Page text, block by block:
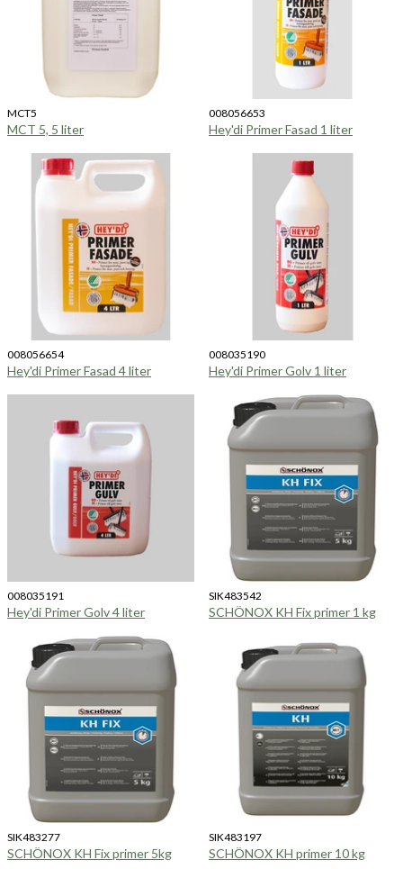
MCT5
MCT 5, 5 liter
008056653
Hey'di Primer Fasad 1 liter
008056654
Hey'di Primer Fasad 4 liter
008035190
Hey'di Primer Golv 1 liter
008035191
Hey'di Primer Golv 4 liter
SIK483542
SCHÖNOX KH Fix primer 1 kg
SIK483277
SCHÖNOX KH Fix primer 5kg
SIK483197
SCHÖNOX KH primer 10 kg